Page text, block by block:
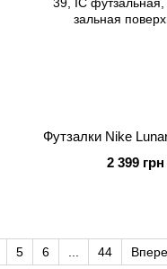
Футзалки Nike
2 399 грн
5 6 44